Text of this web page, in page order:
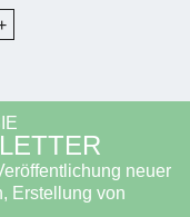
neuer
Erstellung von